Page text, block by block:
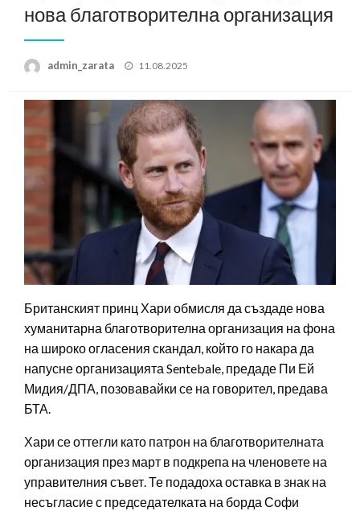
нова благотворителна организация
admin_zarata
Posted
11.08.2025
Британският принц Хари обмисля да създаде нова
хуманитарна благотворителна организация на фона
на широко огласения скандал, който го накара да
напусне организацията Sentebale, предаде Пи Ей
Мидия/ДПА, позовавайки се на говорител, предава
БТА.
Хари се оттегли като патрон на благотворителната
организация през март в подкрепа на членовете на
управителния съвет. Те подадоха оставка в знак на
несъгласие с председателката на борда Софи